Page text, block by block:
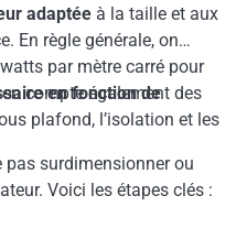
adaptée à la taille et aux
En règle générale, on
par mètre carré pour
compte également des
plafond, l’isolation et les
en fonction de
pas surdimensionner ou
Voici les étapes clés :